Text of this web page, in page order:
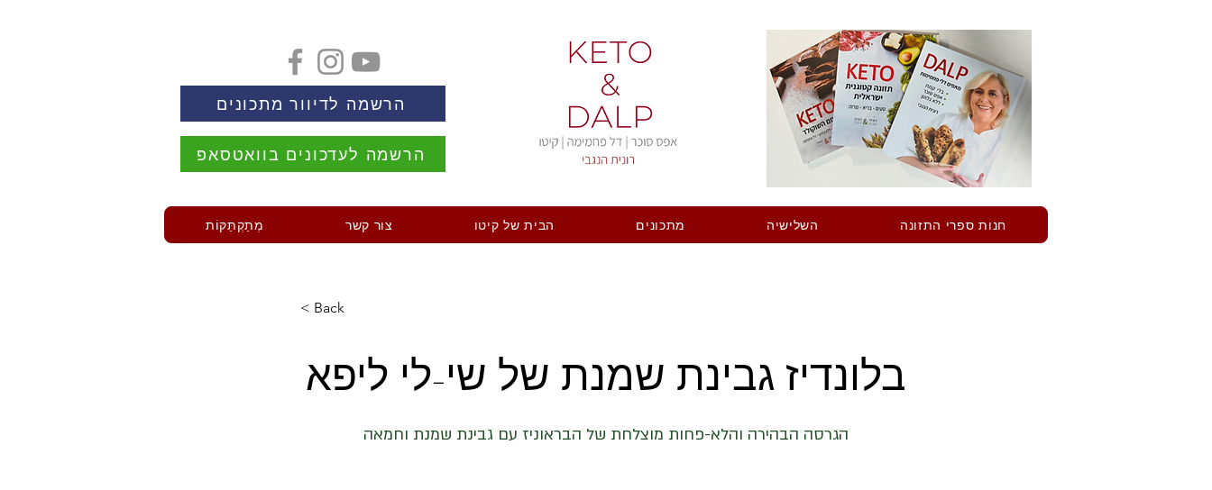
הרשמה לדיוור מתכונים
הרשמה לעדכונים בוואטסאפ
חנות ספרי התזונה השלישיה מתכונים הבית של קיטו צור קשר מְתַקְתַּקּוֹת
< Back
בלונדיז גבינת שמנת של שי-לי ליפא
הגרסה הבהירה והלא-פחות מוצלחת של הבראוניז עם גבינת שמנת וחמאה